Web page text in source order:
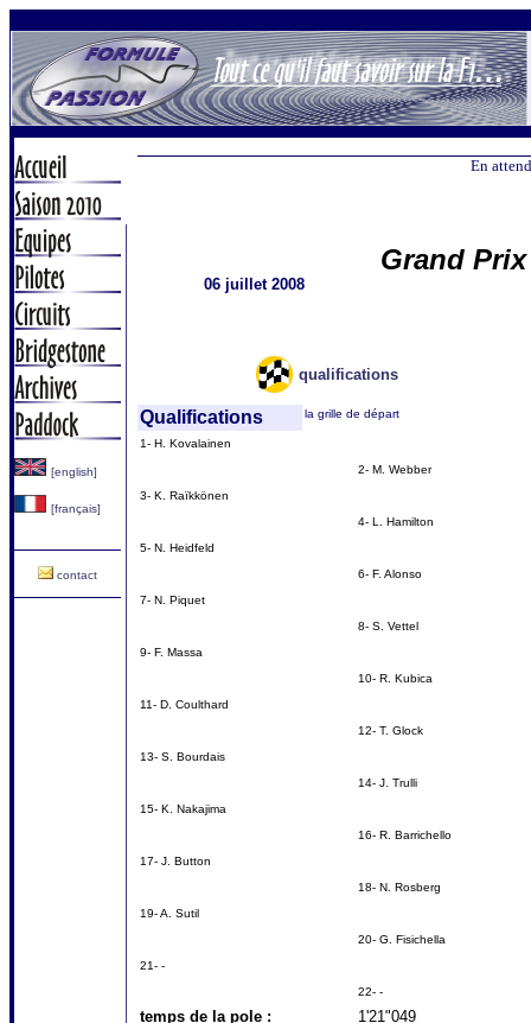
[english]
[français]
contact
En
06 juillet 2008
Grand
qualifications
Qualifications la grille de départ
1- H. Kovalainen
2- M. Webber
3- K. Raïkkönen
4- L. Hamilton
5- N. Heidfeld
6- F. Alonso
7- N. Piquet
8- S. Vettel
9- F. Massa
10- R. Kubica
11- D. Coulthard
12- T. Glock
13- S. Bourdais
14- J. Trulli
15- K. Nakajima
16- R. Barrichello
17- J. Button
18- N. Rosberg
19- A. Sutil
20- G. Fisichella
21- -
22- -
temps de la pole :
1'21"049